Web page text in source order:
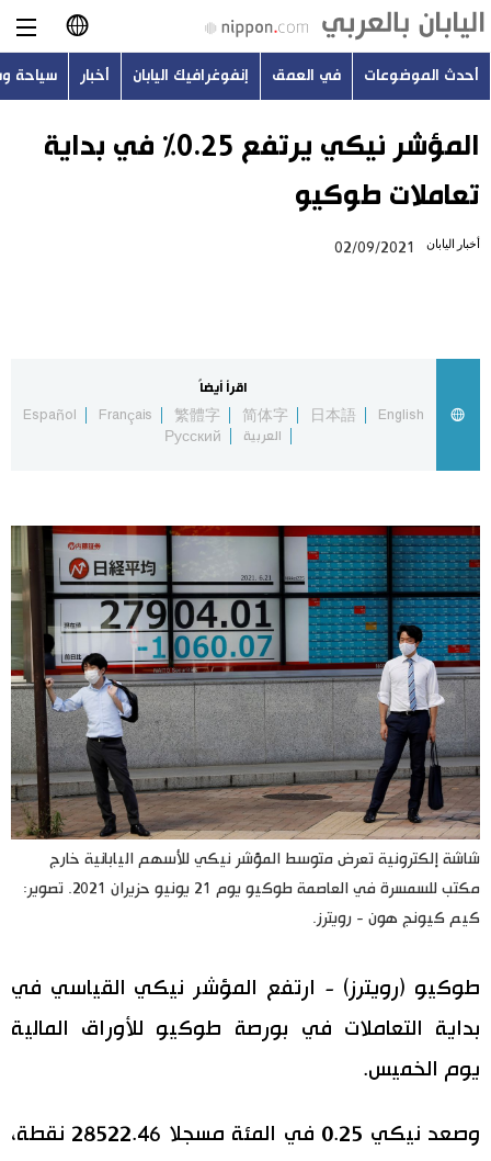
日本語
English
Русский
أحدث الموضوعات
اليابان في فيديو
مانغا وأنيمي
علوم وتكنولوجيا
الأقسام
صور
أشخاص
تجارب وآراء
اقتصاد
ثقافة
الأكثر تفاعلا
اللغة اليابانية
موسوعة اليابان
المطبخ الياباني
تواصل معنا
أحدث الموضوعات في العمق إنفوغرافيك اليابان أخبار سياحة
المؤشر نيكي يرتفع 0.25% في بداية
تعاملات طوكيو
أخبار اليابان 02/09/2021
اقرأ أيضاً
English
日本語
简体字
繁體字
Français
Español
العربية
Русский
شاشة إلكترونية تعرض متوسط المؤشر نيكي للأسهم اليابانية خارج
مكتب للسمسرة في العاصمة طوكيو يوم 21 يونيو حزيران 2021. تصوير:
كيم كيونج هون - رويترز.
طوكيو (رويترز) - ارتفع المؤشر نيكي القياسي في
بداية التعاملات في بورصة طوكيو للأوراق المالية
يوم الخميس.
وصعد نيكي 0.25 في المئة مسجلا 28522.46 نقطة،